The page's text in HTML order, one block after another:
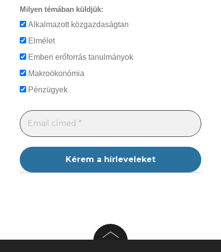
Milyen témában küldjük:
Alkalmazott közgazdaságtan
Elmélet
Emberi erőforrás tanulmányok
Makroökonómia
Pénzügyek